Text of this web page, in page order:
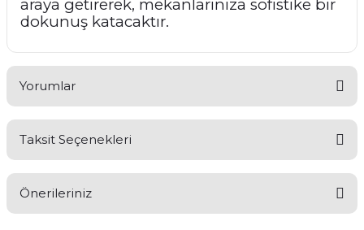
araya getirerek, mekanlarınıza sofistike bir
dokunuş katacaktır.
Yorumlar
Yorum Yaz
Taksit Seçenekleri
Önerileriniz